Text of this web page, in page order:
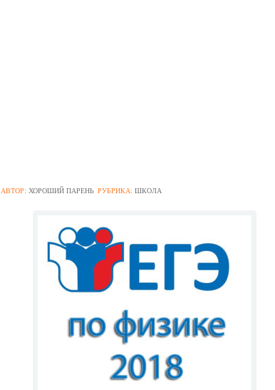
АВТОР: ХОРОШИЙ ПАРЕНЬ РУБРИКА: ШКОЛА